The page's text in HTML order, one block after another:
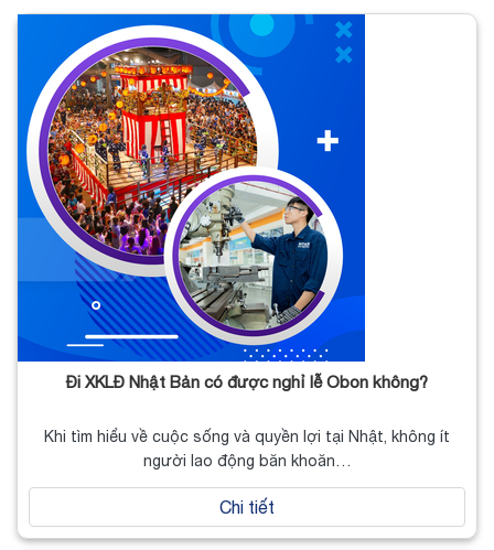
Đi XKLĐ Nhật Bản có được nghỉ lễ Obon không?
Khi tìm hiểu về cuộc sống và quyền lợi tại Nhật, không ít
người lao động băn khoăn…
Chi tiết